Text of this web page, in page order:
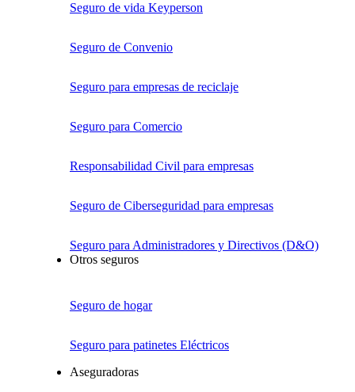
Seguro de vida Keyperson
Seguro de Convenio
Seguro para empresas de reciclaje
Seguro para Comercio
Responsabilidad Civil para empresas
Seguro de Ciberseguridad para empresas
Seguro para Administradores y Directivos (D&O)
Otros seguros
Seguro de hogar
Seguro para patinetes Eléctricos
Aseguradoras